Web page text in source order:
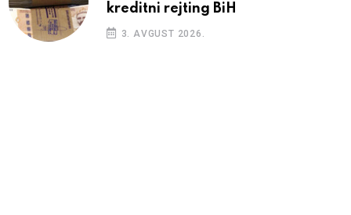
kreditni rejting BiH
3. AVGUST 2026.